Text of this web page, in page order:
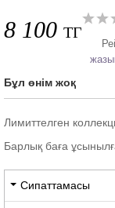
8 100 ТГ
Бұл өнім жоқ
Лимиттелген
Барлық баға
Сипаттамасы